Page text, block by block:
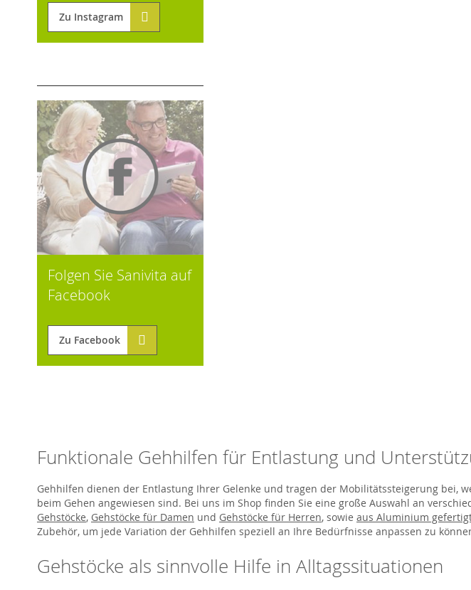
Zu Instagram
Folgen Sie Sanivita auf
Facebook
Zu Facebook
Funktionale Gehhilfen für Entlastung und
Gehhilfen dienen der Entlastung Ihrer Gelenke und tragen der Mobilitätssteigerung bei,
beim Gehen angewiesen sind. Bei uns im Shop finden Sie eine große Auswahl an
Gehstöcke, Gehstöcke für Damen und Gehstöcke für Herren, sowie aus Aluminium
Zubehör, um jede Variation der Gehhilfen speziell an Ihre Bedürfnisse anpassen zu
Gehstöcke als sinnvolle Hilfe in Alltagssituationen